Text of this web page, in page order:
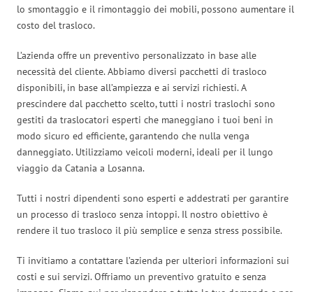
lo smontaggio e il rimontaggio dei mobili, possono aumentare il
costo del trasloco.
L’azienda offre un preventivo personalizzato in base alle
necessità del cliente. Abbiamo diversi pacchetti di trasloco
disponibili, in base all’ampiezza e ai servizi richiesti. A
prescindere dal pacchetto scelto, tutti i nostri traslochi sono
gestiti da traslocatori esperti che maneggiano i tuoi beni in
modo sicuro ed efficiente, garantendo che nulla venga
danneggiato. Utilizziamo veicoli moderni, ideali per il lungo
viaggio da Catania a Losanna.
Tutti i nostri dipendenti sono esperti e addestrati per garantire
un processo di trasloco senza intoppi. Il nostro obiettivo è
rendere il tuo trasloco il più semplice e senza stress possibile.
Ti invitiamo a contattare l’azienda per ulteriori informazioni sui
costi e sui servizi. Offriamo un preventivo gratuito e senza